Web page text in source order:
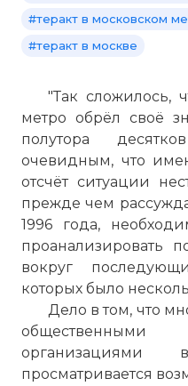
#теракт в московском
#теракт в москве
"Так сложилось,
метро обрёл своё
полутора
очевидным, что
отсчёт ситуации
прежде чем
1996 года,
проанализировать
вокруг
которых было
Дело в том, что
просматривается